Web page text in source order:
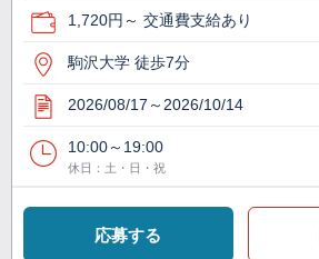
1,720円～ 交通費支給あり
駒沢大学 徒歩7分
2026/08/17～2026/10/14
10:00～19:00
休日：土・日・祝
応募する